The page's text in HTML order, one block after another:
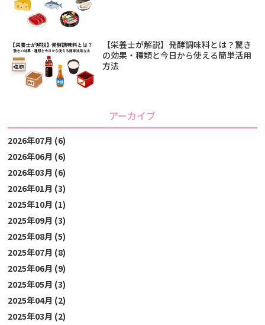
【栄養士が解説】発酵調味料とは？驚き
の効果・種類と今日から使える簡単活用
方法
アーカイブ
2026年07月 (6)
2026年06月 (6)
2026年03月 (6)
2026年01月 (3)
2025年10月 (1)
2025年09月 (3)
2025年08月 (5)
2025年07月 (8)
2025年06月 (9)
2025年05月 (3)
2025年04月 (2)
2025年03月 (2)